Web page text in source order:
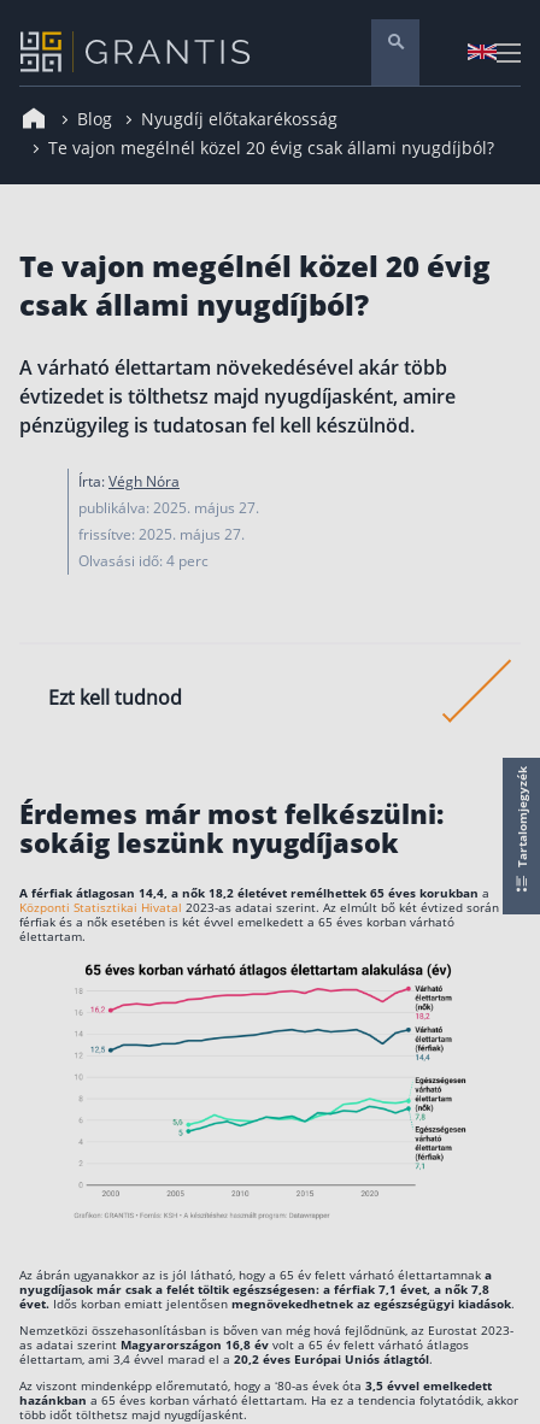
Pénzügyi tanácsadás
Önkéntes nyugdíjpénztár
Melyiket válaszd? Nyugdíjbiztosítás, NYESZ vagy
ÖNYP?
Nyugdíj tanácsadás 🪙
Nyugdíj megtakarítás – Így válassz
Nyugdíjkorhatár táblázat és útmutató
Nyugdíj kisokos – A magyar nyugdíjrendszer
működése
Nyugdíjbiztosítás vagy NYESZ? Melyik a jobb?
Önkéntes nyugdíjpénztár vagy
Nyugdíjbiztosítás adókedvezmény és adójóváírás
KATA Nyugdíj: így használd ki az
Nyugdíjbiztosítás kalkulátor
Nyugdíjbiztosítás költségek
Életbiztosítások
Csoportos életbiztosítás
Euróalapú megtakarításos életbiztosítás
Vegyes életbiztosítás
Befektetési egységekhez kötött életbiztosítás
Egészségbiztosítás
Blog
Nyugdíj előtakarékosság
Te vajon megélnél közel 20 évig csak állami nyugdíjból?
Te vajon megélnél közel 20 évig
csak állami nyugdíjból?
A várható élettartam növekedésével akár több
évtizedet is tölthetsz majd nyugdíjasként, amire
pénzügyileg is tudatosan fel kell készülnöd.
Írta:Végh Nóra
publikálva: 2025. május 27.
frissítve: 2025. május 27.
Olvasási idő: 4 perc
Ezt kell tudnod
Ha már fiatalon takarékoskodsz, havi 20 ezer
forint félrerakásával akár 35 millió forintos
privát nyugdíjad is lehet.
Érdemes már most felkészülni:
sokáig leszünk nyugdíjasok
A férfiak átlagosan 14,4, a nők 18,2 életévet remélhettek 65 éves korukban a
Központi Statisztikai Hivatal 2023-as adatai szerint. Az elmúlt bő két évtized során a
férfiak és a nők esetében is két évvel emelkedett a 65 éves korban várható
élettartam.
Az ábrán ugyanakkor az is jól látható, hogy a 65 év felett várható élettartamnak a
nyugdíjasok már csak a felét töltik egészségesen: a férfiak 7,1 évet, a nők 7,8
évet. Idős korban emiatt jelentősen megnövekedhetnek az egészségügyi kiadások.
Nemzetközi összehasonlításban is bőven van még hová fejlődnünk, az Eurostat 2023-
as adatai szerint Magyarországon 16,8 év volt a 65 év felett várható átlagos
élettartam, ami 3,4 évvel marad el a 20,2 éves Európai Uniós átlagtól.
Az viszont mindenképp előremutató, hogy a ‘80-as évek óta 3,5 évvel emelkedett
hazánkban a 65 éves korban várható élettartam. Ha ez a tendencia folytatódik, akkor
több időt tölthetsz majd nyugdíjasként.
Tartalomjegyzék